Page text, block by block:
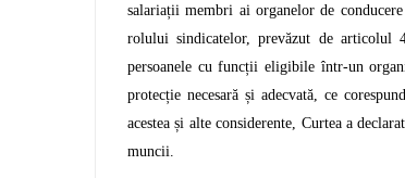
salariații membri ai organelor de
rolului sindicatelor, prevăzut de
persoanele cu funcții eligibile într-un
protecție necesară și adecvată, ce
acestea și alte considerente, Curtea a
muncii.